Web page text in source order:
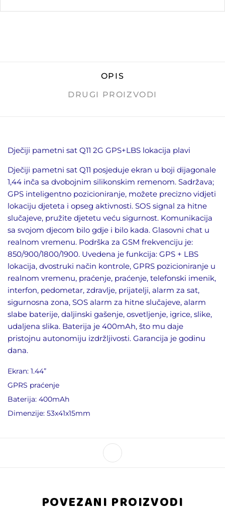
OPIS
DRUGI PROIZVODI
Dječiji pametni sat Q11 2G GPS+LBS lokacija plavi
Dječiji pametni sat Q11 posjeduje ekran u boji dijagonale
1,44 inča sa dvobojnim silikonskim remenom. Sadržava;
GPS inteligentno pozicioniranje, možete precizno vidjeti
lokaciju djeteta i opseg aktivnosti. SOS signal za hitne
slučajeve, pružite djetetu veću sigurnost. Komunikacija
sa svojom djecom bilo gdje i bilo kada. Glasovni chat u
realnom vremenu. Podrška za GSM frekvenciju je:
850/900/1800/1900. Uvedena je funkcija: GPS + LBS
lokacija, dvostruki način kontrole, GPRS pozicioniranje u
realnom vremenu, praćenje, praćenje, telefonski imenik,
interfon, pedometar, zdravlje, prijatelji, alarm za sat,
sigurnosna zona, SOS alarm za hitne slučajeve, alarm
slabe baterije, daljinski gašenje, osvetljenje, igrice, slike,
udaljena slika. Baterija je 400mAh, što mu daje
pristojnu autonomiju izdržljivosti. Garancija je godinu
dana.
Ekran: 1.44”
GPRS praćenje
Baterija: 400mAh
Dimenzije: 53x41x15mm
POVEZANI PROIZVODI